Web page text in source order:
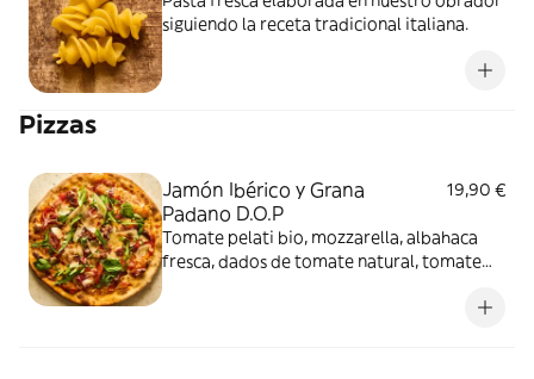
siguiendo la receta tradicional italiana.
Pizzas
Jamón Ibérico y Grana
Padano D.O.P
19,90 €
Tomate pelati bio, mozzarella, albahaca
fresca, dados de tomate natural, tomate
ibérico 100% bellota, aceite de oliva virgen